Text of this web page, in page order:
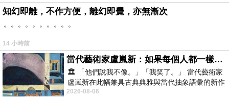
知幻即離，不作方便，離幻即覺，亦無漸次
。。。。。。。。。。
14 小時前
當代藝術家盧嵐新：如果每個人都一樣，這世界該有多無聊？
🏛️ 「他們說我不像。」「我笑了。」 當代藝術家
盧嵐新在此幅兼具古典典雅與當代抽象語彙的新作
中，以沈靜的藍色空間為背景，描繪了
2026-08-06